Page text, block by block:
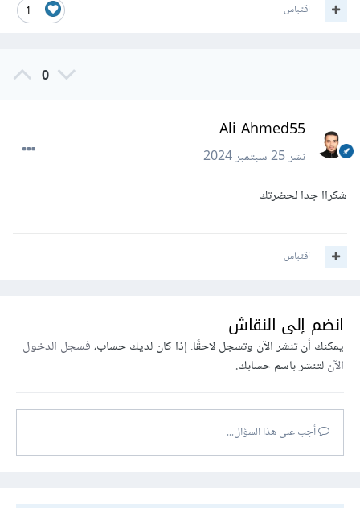
1 اقتباس
0
Ali Ahmed55
نشر25 سبتمبر 2024
شكراا جدا لحضرتك
اقتباس
انضم إلى النقاش
يمكنك أن تنشر الآن وتسجل لاحقًا. إذا كان لديك حساب،فسجل الدخول
الآنلتنشر باسم حسابك.
أجب على هذا السؤال...